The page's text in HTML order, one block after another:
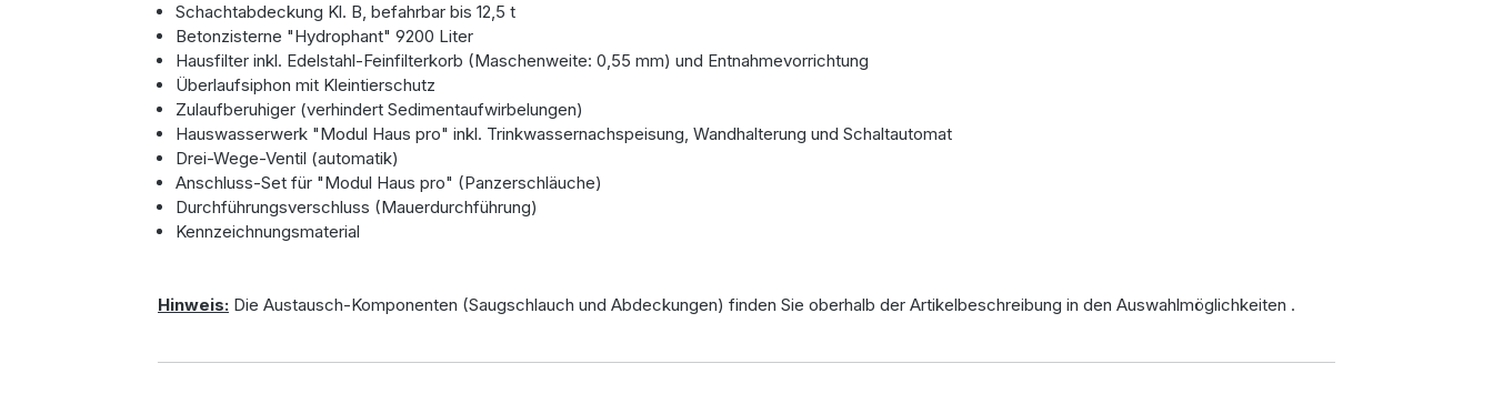
Schachtabdeckung Kl. B, befahrbar bis 12,5 t
Betonzisterne "Hydrophant" 9200 Liter
Hausfilter inkl. Edelstahl-Feinfilterkorb (Maschenweite: 0,55 mm) und Entnahmevorrichtung
Überlaufsiphon mit Kleintierschutz
Zulaufberuhiger (verhindert Sedimentaufwirbelungen)
Hauswasserwerk "Modul Haus pro" inkl. Trinkwassernachspeisung, Wandhalterung und Schaltautomat
Drei-Wege-Ventil (automatik)
Anschluss-Set für "Modul Haus pro" (Panzerschläuche)
Durchführungsverschluss (Mauerdurchführung)
Kennzeichnungsmaterial
Hinweis: Die Austausch-Komponenten (Saugschlauch und Abdeckungen) finden Sie oberhalb der Artikelbeschreibung in den Auswahlmöglichkeiten .